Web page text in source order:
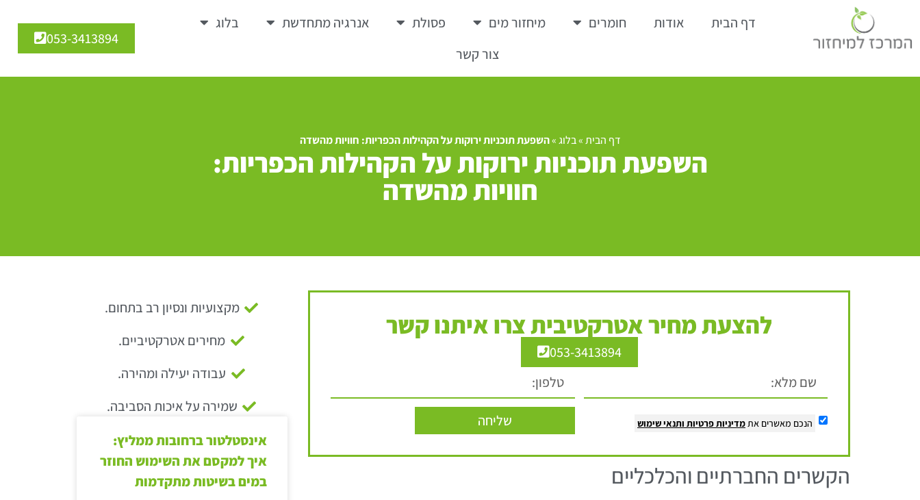
דף הבית אודות חומרים מיחזור מים פסולת אנרגיה מתחדשת
בלוג
צור קשר
053-3413894
דף הבית»בלוג»השפעת תוכניות ירוקות על הקהילות הכפריות: חוויות מהשדה
השפעת תוכניות ירוקות על הקהילות הכפריות:
חוויות מהשדה
להצעת מחיר אטרקטיבית צרו איתנו קשר
053-3413894
הנכם מאשרים אתמדיניות פרטיות ותנאי שימוש שליחה
הקשרים החברתיים והכלכליים
מקצועיות ונסיון רב בתחום.
מחירים אטרקטיביים.
עבודה יעילה ומהירה.
שמירה על איכות הסביבה.
אינסטלטור ברחובות ממליץ:
איך למקסם את השימוש החוזר
במים בשיטות מתקדמות